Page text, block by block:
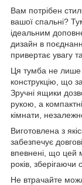
Вам потрібен
вашої спальні?
ідеальним
дизайн в
привертає увагу
Ця тумба не лише
конструкцію, що
Зручні ящики
рукою, а
кімнати,
Виготовлена з
забезпечує
впевнені, що цей
років, зберігаючи
Не втрачайте